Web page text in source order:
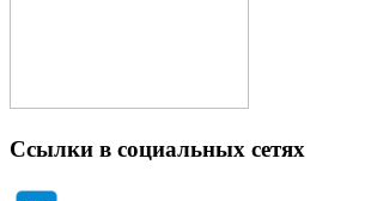
Ссылки в социальных сетях